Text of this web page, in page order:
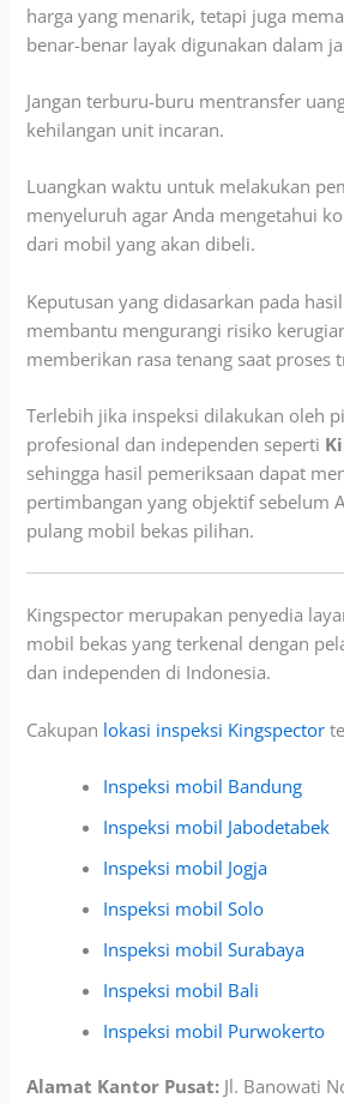
harga yang menarik, tetapi juga
benar-benar layak digunakan dalam
Jangan terburu-buru mentransfer
kehilangan unit incaran.
Luangkan waktu untuk melakukan
menyeluruh agar Anda mengetahui
dari mobil yang akan dibeli.
Keputusan yang didasarkan pada
membantu mengurangi risiko
memberikan rasa tenang saat proses
Terlebih jika inspeksi dilakukan oleh
profesional dan independen seperti
sehingga hasil pemeriksaan dapat
pertimbangan yang objektif sebelum
pulang mobil bekas pilihan.
Kingspector merupakan penyedia
mobil bekas yang terkenal dengan
dan independen di Indonesia.
Cakupan lokasi inspeksi Kingspector
Inspeksi mobil Bandung
Inspeksi mobil Jabodetabek
Inspeksi mobil Jogja
Inspeksi mobil Solo
Inspeksi mobil Surabaya
Inspeksi mobil Bali
Inspeksi mobil Purwokerto
Alamat Kantor Pusat: Jl. Banowati